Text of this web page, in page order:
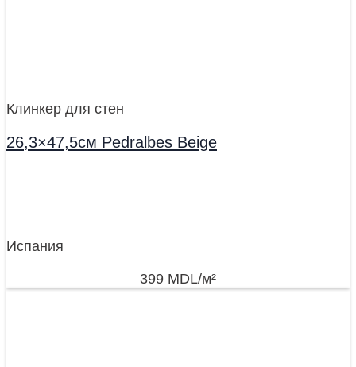
Клинкер для стен
26,3×47,5см Pedralbes Beige
Испания
399 MDL/м²